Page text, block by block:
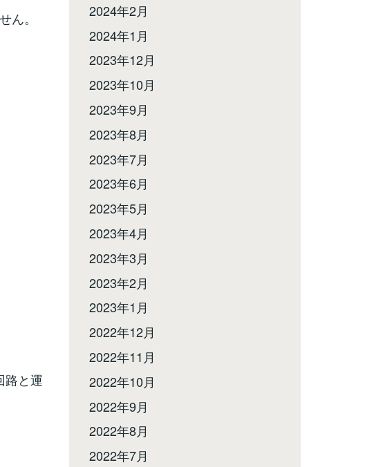
ん。
路と運
2024年2月
2024年1月
2023年12月
2023年10月
2023年9月
2023年8月
2023年7月
2023年6月
2023年5月
2023年4月
2023年3月
2023年2月
2023年1月
2022年12月
2022年11月
2022年10月
2022年9月
2022年8月
2022年7月